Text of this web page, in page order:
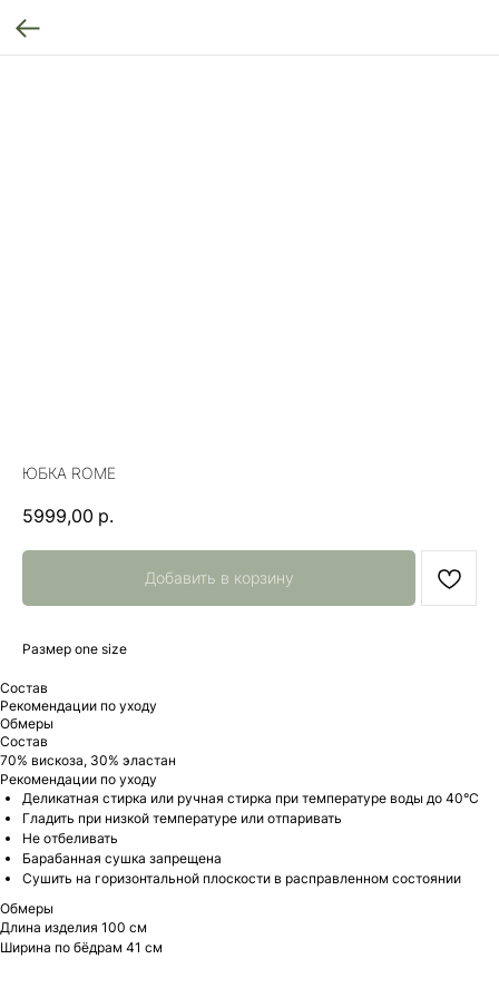
ЮБКА ROME
5999,00 р.
Добавить в корзину
Размер one size
Состав
Рекомендации по уходу
Обмеры
Состав
70% вискоза, 30% эластан
Рекомендации по уходу
Деликатная стирка или ручная стирка при температуре воды до 40°C
Гладить при низкой температуре или отпаривать
Не отбеливать
Барабанная сушка запрещена
Сушить на горизонтальной плоскости в расправленном состоянии
Обмеры
Длина изделия 100 см
Ширина по бёдрам 41 см